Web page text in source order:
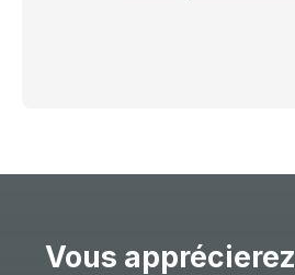
Vous apprécierez